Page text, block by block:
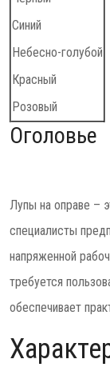
Синий
Небесно-голубой
Красный
Розовый
Оголовье
Лупы на оправе –
специалисты
напряженной
требуется
обеспечивает